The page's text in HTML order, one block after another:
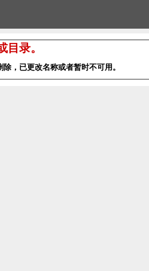
目录。
，已更改名称或者暂时不可用。